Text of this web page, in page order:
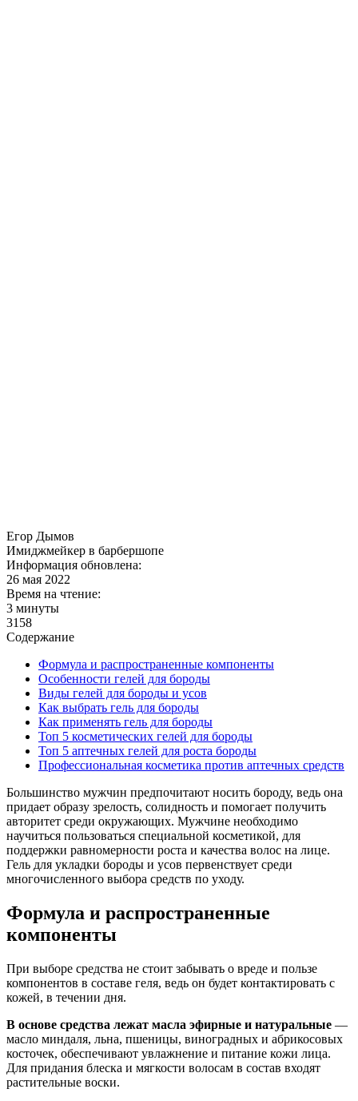
Егор Дымов
Имиджмейкер в барбершопе
Информация обновлена:
26 мая 2022
Время на чтение:
3 минуты
3158
Содержание
Формула и распространенные компоненты
Особенности гелей для бороды
Виды гелей для бороды и усов
Как выбрать гель для бороды
Как применять гель для бороды
Топ 5 косметических гелей для бороды
Топ 5 аптечных гелей для роста бороды
Профессиональная косметика против аптечных средств
Большинство мужчин предпочитают носить бороду, ведь она
придает образу зрелость, солидность и помогает получить
авторитет среди окружающих. Мужчине необходимо
научиться пользоваться специальной косметикой, для
поддержки равномерности роста и качества волос на лице.
Гель для укладки бороды и усов первенствует среди
многочисленного выбора средств по уходу.
Формула и распространенные
компоненты
При выборе средства не стоит забывать о вреде и пользе
компонентов в составе геля, ведь он будет контактировать с
кожей, в течении дня.
В основе средства лежат масла эфирные и натуральные —
масло миндаля, льна, пшеницы, виноградных и абрикосовых
косточек, обеспечивают увлажнение и питание кожи лица.
Для придания блеска и мягкости волосам в состав входят
растительные воски.